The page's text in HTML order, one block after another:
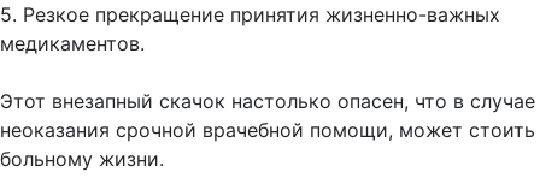
5. Резкое прекращение принятия жизненно-важных
медикаментов.
Этот внезапный скачок настолько опасен, что в случае
неоказания срочной врачебной помощи, может стоить
больному жизни.